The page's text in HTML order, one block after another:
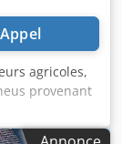
Appel
agricoles,
provenant
Dedpfxsb A
: Ø 750 - Prix